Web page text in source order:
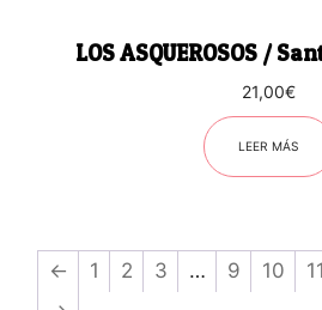
LOS ASQUEROSOS /
21,00€
LEER MÁS
← 1 2 3 … 9 10 11